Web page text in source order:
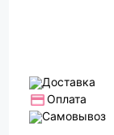
Доставка
Оплата
Самовывоз